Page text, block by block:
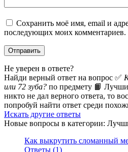
Сохранить моё имя, email и
последующих моих комментариев.
Не уверен в ответе?
Найди верный ответ на вопрос ✅
или 72 зуба? по предмету 📙
никто не дал верного ответа, то
попробуй найти ответ среди
Искать другие ответы
Новые вопросы в категории:
Как выкрутить сломанный
Ответы (1)